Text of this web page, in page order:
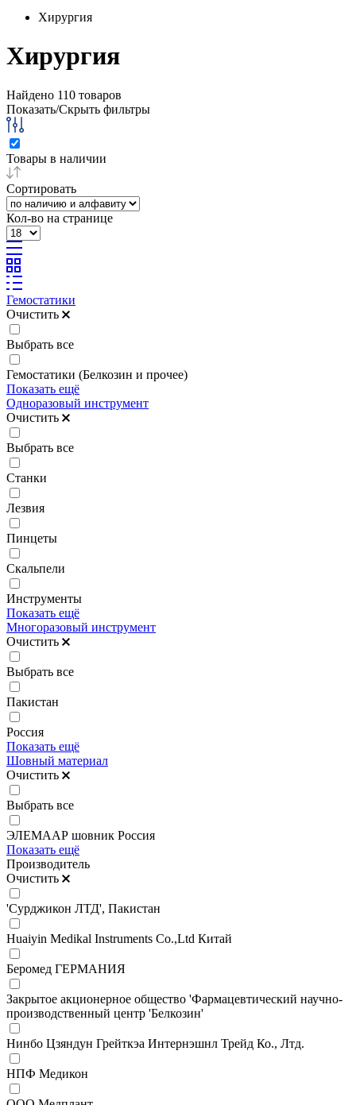
Хирургия
Хирургия
Найдено 110 товаров
Показать/Скрыть фильтры
Товары в наличии
Сортировать
Кол-во на странице
Гемостатики
Очистить
Выбрать все
Гемостатики (Белкозин и прочее)
Показать ещё
Одноразовый инструмент
Очистить
Выбрать все
Станки
Лезвия
Пинцеты
Скальпели
Инструменты
Показать ещё
Многоразовый инструмент
Очистить
Выбрать все
Пакистан
Россия
Показать ещё
Шовный материал
Очистить
Выбрать все
ЭЛЕМААР шовник Россия
Показать ещё
Производитель
Очистить
'Сурджикон ЛТД', Пакистан
Huaiyin Medikal Instruments Co.,Ltd Китай
Беромед ГЕРМАНИЯ
Закрытое акционерное общество 'Фармацевтический научно-
производственный центр 'Белкозин'
Нинбо Цзяндун Грейткэа Интернэшнл Трейд Ко., Лтд.
НПФ Медикон